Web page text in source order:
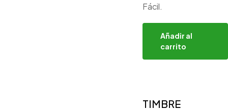
Fácil.
Añadir al
carrito
TIMBRE